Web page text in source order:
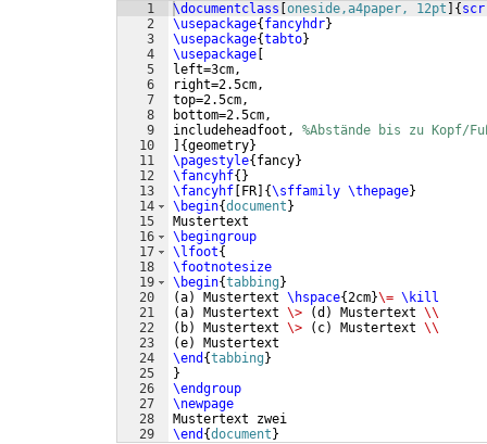
1
2
3
4
5
6
7
8
9
10
11
12
13
14
15
16
17
18
19
20
21
22
23
24
25
26
27
28
29
\documentclass oneside,a4paper, 12pt {
\usepackage{ fancyhdr}
\usepackage{tabto}
\usepackage
left=3cm,
right=2.5cm,
top=2.5cm,
bottom=2.5cm,
includeheadfoot, %Abstände bis zu Kopf/
{geometry}
\pagestyle{ fancy}
\fancyhf{ }
\fancyhf
FR {\sffamily \thepage}
\begin{document }
Mustertext
\begingroup
\lfoot{
\footnotesize
\begin{tabbing }
(a) Mustertext \hspace{2cm}\= \kill
(a) Mustertext \> (d ) Mustertext \\
( b) Mustertext \> ( c) Mustertext \\
(e)
Mustertext
\end {tabbing }
}
\endgroup
\newpage
Mustertext zwei
\end {document }